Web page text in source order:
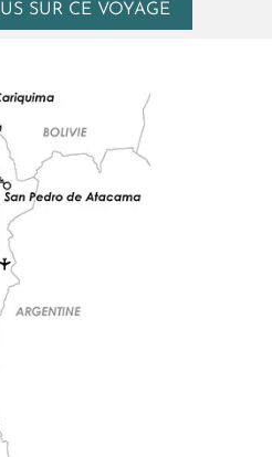
andins. Cette pure
SUR CE VOYAGE